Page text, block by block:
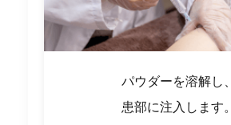
パウダーを溶解し、
患部に注入します。